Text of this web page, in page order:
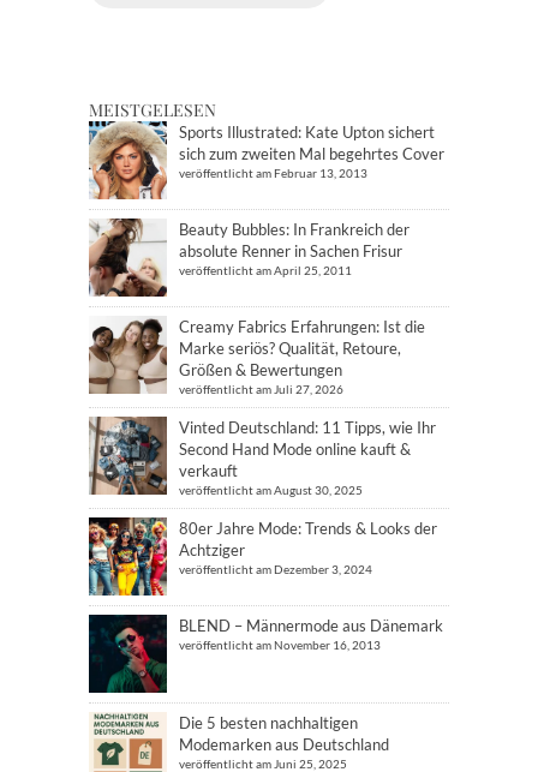
MEISTGELESEN
Sports Illustrated: Kate Upton sichert
sich zum zweiten Mal begehrtes Cover
veröffentlicht am Februar 13, 2013
Beauty Bubbles: In Frankreich der
absolute Renner in Sachen Frisur
veröffentlicht am April 25, 2011
Creamy Fabrics Erfahrungen: Ist die
Marke seriös? Qualität, Retoure,
Größen & Bewertungen
veröffentlicht am Juli 27, 2026
Vinted Deutschland: 11 Tipps, wie Ihr
Second Hand Mode online kauft &
verkauft
veröffentlicht am August 30, 2025
80er Jahre Mode: Trends & Looks der
Achtziger
veröffentlicht am Dezember 3, 2024
BLEND – Männermode aus Dänemark
veröffentlicht am November 16, 2013
Die 5 besten nachhaltigen
Modemarken aus Deutschland
veröffentlicht am Juni 25, 2025